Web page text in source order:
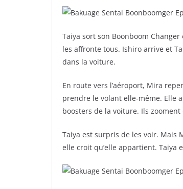
Taiya sort son Boonboom
les affronte tous. Ishiro arrive et
dans la voiture.
En route vers l’aéroport, Mira
prendre le volant elle-même. Elle
boosters de la voiture. Ils
Taiya est surpris de les voir. Mais
elle croit qu’elle appartient. Taiya